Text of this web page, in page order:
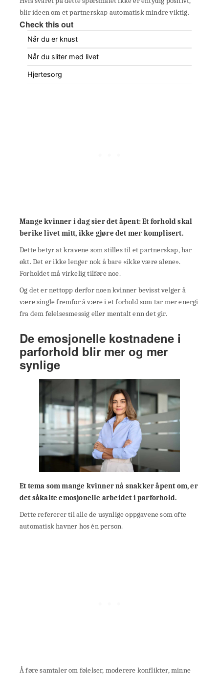
blir ideen om et partnerskap automatisk mindre viktig.
Check this out
Når du er knust
Når du sliter med livet
Hjertesorg
Mange kvinner i dag sier det åpent: Et forhold skal
berike livet mitt, ikke gjøre det mer komplisert.
Dette betyr at kravene som stilles til et partnerskap, har
økt. Det er ikke lenger nok å bare «ikke være alene».
Forholdet må virkelig tilføre noe.
Og det er nettopp derfor noen kvinner bevisst velger å
være single fremfor å være i et forhold som tar mer energi
fra dem følelsesmessig eller mentalt enn det gir.
De emosjonelle kostnadene i
parforhold blir mer og mer
synlige
Et tema som mange kvinner nå snakker åpent om, er
det såkalte emosjonelle arbeidet i parforhold.
Dette refererer til alle de usynlige oppgavene som ofte
automatisk havner hos én person.
Å føre samtaler om følelser, moderere konflikter, minne